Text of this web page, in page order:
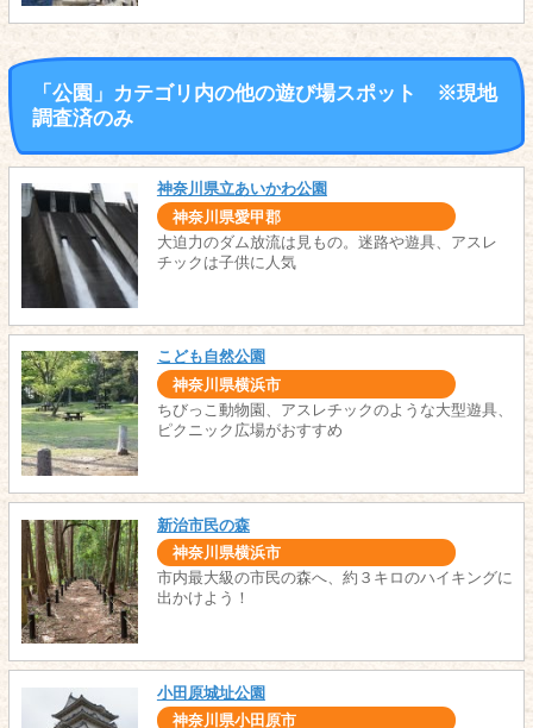
「公園」カテゴリ内の他の遊び場スポット ※現地
調査済のみ
神奈川県立あいかわ公園
神奈川県愛甲郡
大迫力のダム放流は見もの。迷路や遊具、アスレ
チックは子供に人気
こども自然公園
神奈川県横浜市
ちびっこ動物園、アスレチックのような大型遊具、
ピクニック広場がおすすめ
新治市民の森
神奈川県横浜市
市内最大級の市民の森へ、約３キロのハイキングに
出かけよう！
小田原城址公園
神奈川県小田原市